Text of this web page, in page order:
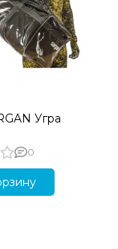
Угра
0